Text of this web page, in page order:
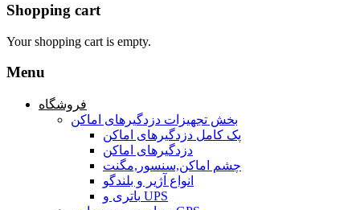
Shopping cart
Your shopping cart is empty.
Menu
فروشگاه
بخش تجهیزات دزدگیرهای اماکن
پک کامل دزدگیرهای اماکن
دزدگیرهای اماکن
چشم اماکن,سنسور,مگنت
انواع آژیر و بلندگو
باتری و UPS